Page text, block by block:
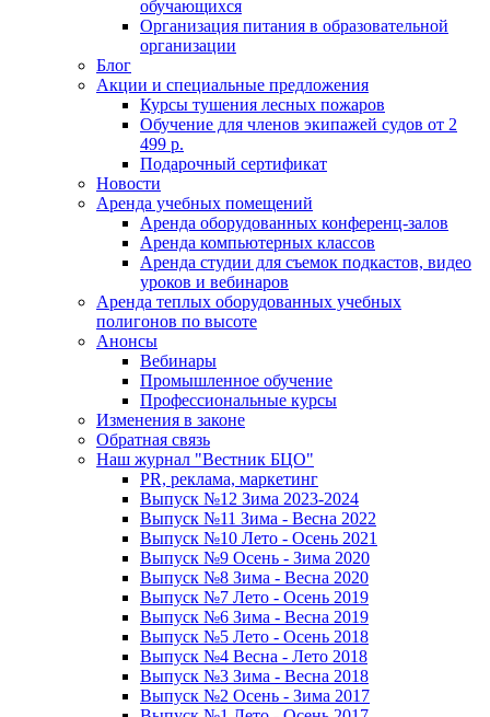
обучающихся
Организация питания в образовательной
организации
Блог
Акции и специальные предложения
Курсы тушения лесных пожаров
Обучение для членов экипажей судов от 2
499 р.
Подарочный сертификат
Новости
Аренда учебных помещений
Аренда оборудованных конференц-залов
Аренда компьютерных классов
Аренда студии для съемок подкастов, видео
уроков и вебинаров
Аренда теплых оборудованных учебных
полигонов по высоте
Анонсы
Вебинары
Промышленное обучение
Профессиональные курсы
Изменения в законе
Обратная связь
Наш журнал "Вестник БЦО"
PR, реклама, маркетинг
Выпуск №12 Зима 2023-2024
Выпуск №11 Зима - Весна 2022
Выпуск №10 Лето - Осень 2021
Выпуск №9 Осень - Зима 2020
Выпуск №8 Зима - Весна 2020
Выпуск №7 Лето - Осень 2019
Выпуск №6 Зима - Весна 2019
Выпуск №5 Лето - Осень 2018
Выпуск №4 Весна - Лето 2018
Выпуск №3 Зима - Весна 2018
Выпуск №2 Осень - Зима 2017